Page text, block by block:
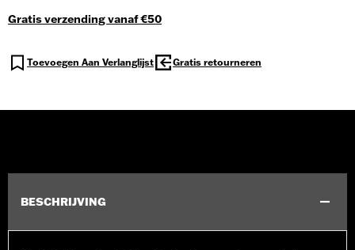
Gratis verzending vanaf €50
Toevoegen Aan Verlanglijst Gratis retourneren
BESCHRIJVING